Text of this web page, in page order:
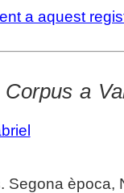
a aquest
a
Segona època,